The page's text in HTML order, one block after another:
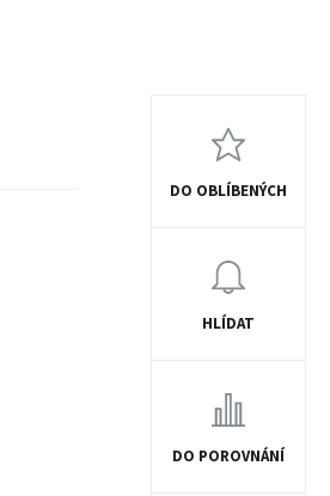
DO OBLÍBENÝCH
HLÍDAT
DO POROVNÁNÍ